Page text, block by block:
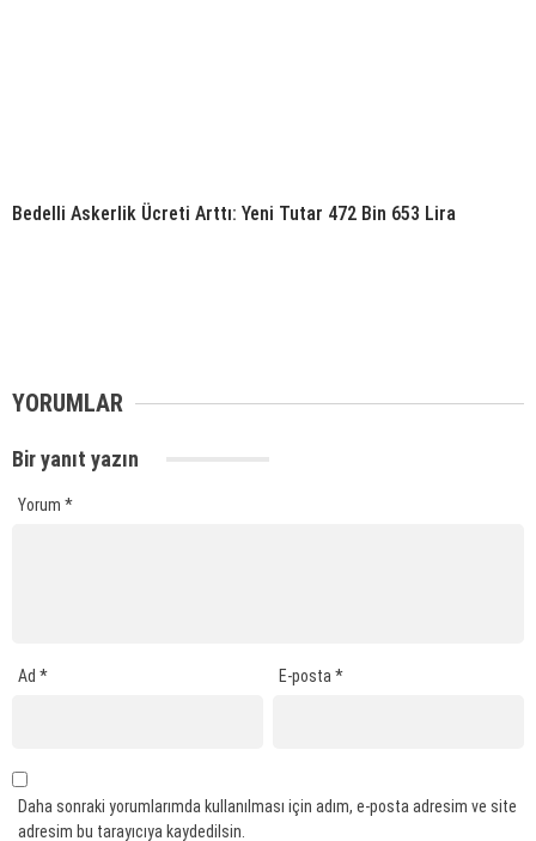
Bedelli Askerlik Ücreti Arttı: Yeni Tutar 472 Bin 653 Lira
YORUMLAR
Bir yanıt yazın
Yorum *
Ad * E-posta*
Daha sonraki yorumlarımda kullanılması için adım, e-posta adresim ve site
adresim bu tarayıcıya kaydedilsin.